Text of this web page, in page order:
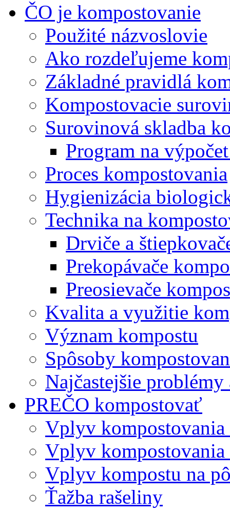
ČO je kompostovanie
Použité názvoslovie
Ako rozdeľujeme
Základné pravidlá
Kompostovacie
Surovinová skladba
Program na
Proces kompostovania
Hygienizácia
Technika na
Drviče a
Prekopávače
Preosievače
Kvalita a využitie
Význam kompostu
Spôsoby
Najčastejšie problémy
PREČO kompostovať
Vplyv kompostovania
Vplyv
Vplyv kompostu na
Ťažba rašeliny